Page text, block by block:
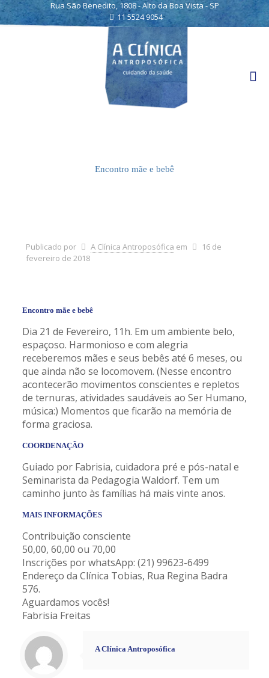
Rua São Benedito, 1808 - Alto da Boa Vista - SP
11 5524 9054
Encontro mãe e bebê
Publicado por A Clínica Antroposófica em
16 de
fevereiro de 2018
Encontro mãe e bebê
Dia 21 de Fevereiro, 11h. Em um ambiente belo,
espaçoso. Harmonioso e com alegria
receberemos mães e seus bebês até 6 meses, ou
que ainda não se locomovem. (Nesse encontro
acontecerão movimentos conscientes e repletos
de ternuras, atividades saudáveis ao Ser Humano,
música:) Momentos que ficarão na memória de
forma graciosa.
COORDENAÇÃO
Guiado por Fabrisia, cuidadora pré e pós-natal e
Seminarista da Pedagogia Waldorf. Tem um
caminho junto às famílias há mais vinte anos.
MAIS INFORMAÇÕES
Contribuição consciente
50,00, 60,00 ou 70,00
Inscrições por whatsApp: (21) 99623-6499
Endereço da Clínica Tobias, Rua Regina Badra
576.
Aguardamos vocês!
Fabrisia Freitas
A Clínica Antroposófica